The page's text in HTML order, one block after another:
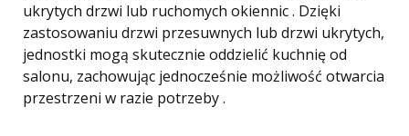
ukrytych drzwi lub ruchomych okiennic . Dzięki
zastosowaniu drzwi przesuwnych lub drzwi ukrytych,
jednostki mogą skutecznie oddzielić kuchnię od
salonu, zachowując jednocześnie możliwość otwarcia
przestrzeni w razie potrzeby .